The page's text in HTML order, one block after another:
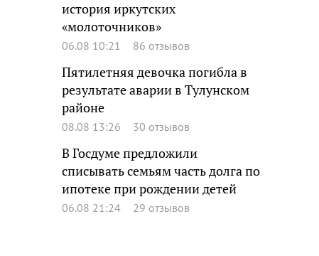
история иркутских
«молоточников»
06.08 10:21 86 отзывов
Пятилетняя девочка погибла в
результате аварии в Тулунском
районе
08.08 13:26 30 отзывов
В Госдуме предложили
списывать семьям часть долга по
ипотеке при рождении детей
06.08 21:24 29 отзывов